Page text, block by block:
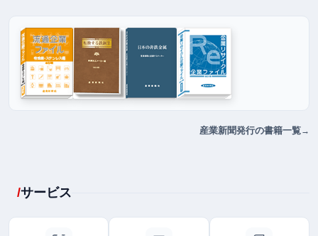
産業新聞発行の書籍一覧
サービス